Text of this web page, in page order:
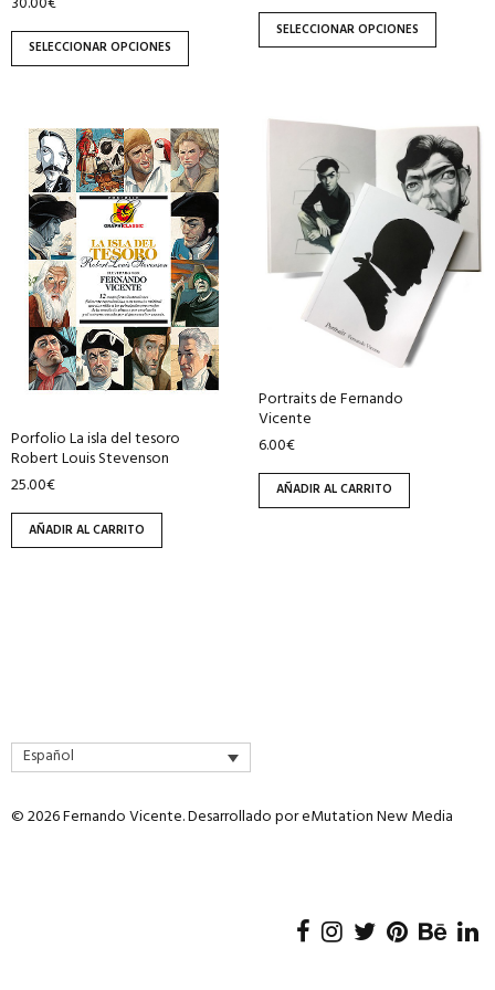
SELECCIONAR OPCIONES
producto
SELECCIONAR OPCIONES
producto
Porfolio La isla del tesoro
Robert Louis Stevenson
25.00€
AÑADIR AL CARRITO
Portraits de Fernando
Vicente
6.00€
AÑADIR AL CARRITO
Español
© 2026 Fernando Vicente. Desarrollado poreMutation New Media